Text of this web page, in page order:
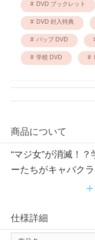
DVD ブックレット
DVD 封入特典
バップ DVD
学校 DVD
商品について
“マジ女”が消滅！
ーたちがキャバク
仕様詳細